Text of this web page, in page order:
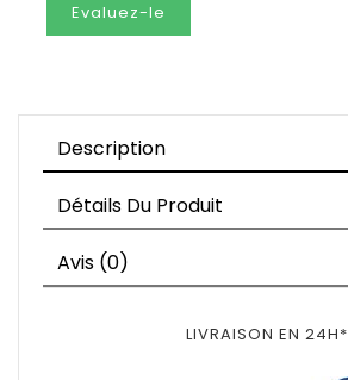
Evaluez-le
Description
Détails Du Produit
Avis (0)
LIVRAISON EN 24H*